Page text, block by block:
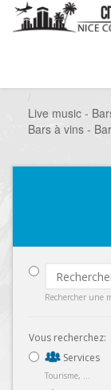
Live music -
Bars à vins -
Rechercher une
Vous recherchez:
Services
Tourisme, ...